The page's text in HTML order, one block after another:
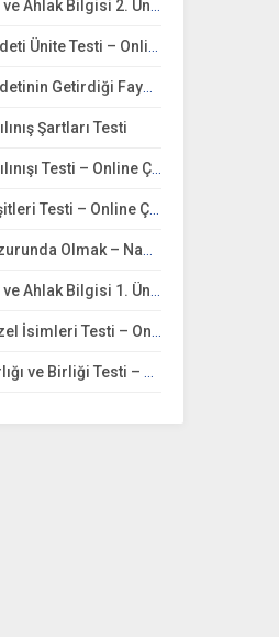
2. Ünite: Namaz İbadeti Çalışmaları
Ünite Testi – Online Çöz
Getirdiği Faydalar Testi
Şartları Testi
Testi – Online Çöz
Testi – Online Çöz
Olmak – Namaz İbadeti Testi
1. Ünite: Allah İnancı Çalışmaları
İsimleri Testi – Online Çöz
Birliği Testi – Online Çöz